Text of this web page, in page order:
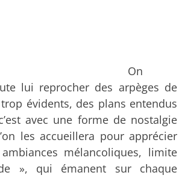
On
lui reprocher des arpèges de
évidents, des plans entendus
avec une forme de nostalgie
les accueillera pour apprécier
mélancoliques, limite
», qui émanent sur chaque